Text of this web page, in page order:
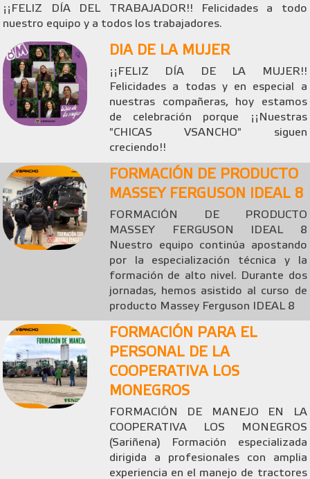
¡¡FELIZ DÍA DEL TRABAJADOR!! Felicidades a todo
nuestro equipo y a todos los trabajadores.
DIA DE LA MUJER
¡¡FELIZ DÍA DE LA MUJER!!
Felicidades a todas y en especial a
nuestras compañeras, hoy estamos
de celebración porque ¡¡Nuestras
"CHICAS VSANCHO" siguen
creciendo!!
FORMACIÓN DE PRODUCTO
MASSEY FERGUSON IDEAL 8
FORMACIÓN DE PRODUCTO
MASSEY FERGUSON IDEAL 8
Nuestro equipo continúa apostando
por la especialización técnica y la
formación de alto nivel. Durante dos
jornadas, hemos asistido al curso de
producto Massey Ferguson IDEAL 8
FORMACIÓN PARA EL
PERSONAL DE LA
COOPERATIVA LOS
MONEGROS
FORMACIÓN DE MANEJO EN LA
COOPERATIVA LOS MONEGROS
(Sariñena) Formación especializada
dirigida a profesionales con amplia
experiencia en el manejo de tractores